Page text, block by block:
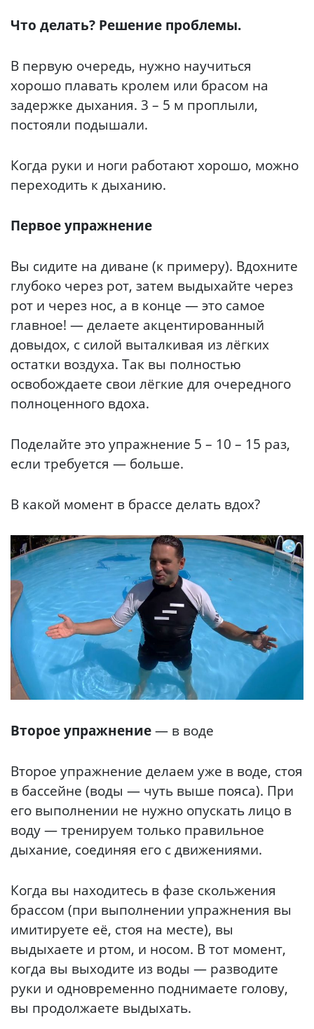
Что делать? Решение проблемы.
В первую очередь, нужно научиться
хорошо плавать кролем или брасом на
задержке дыхания. 3 – 5 м проплыли,
постояли подышали.
Когда руки и ноги работают хорошо, можно
переходить к дыханию.
Первое упражнение
Вы сидите на диване (к примеру). Вдохните
глубоко через рот, затем выдыхайте через
рот и через нос, а в конце — это самое
главное! — делаете акцентированный
довыдох, с силой выталкивая из лёгких
остатки воздуха. Так вы полностью
освобождаете свои лёгкие для очередного
полноценного вдоха.
Поделайте это упражнение 5 – 10 – 15 раз,
если требуется — больше.
В какой момент в брассе делать вдох?
Второе упражнение— в воде
Второе упражнение делаем уже в воде, стоя
в бассейне (воды — чуть выше пояса). При
его выполнении не нужно опускать лицо в
воду — тренируем только правильное
дыхание, соединяя его с движениями.
Когда вы находитесь в фазе скольжения
брассом (при выполнении упражнения вы
имитируете её, стоя на месте), вы
выдыхаете и ртом, и носом. В тот момент,
когда вы выходите из воды — разводите
руки и одновременно поднимаете голову,
вы продолжаете выдыхать.